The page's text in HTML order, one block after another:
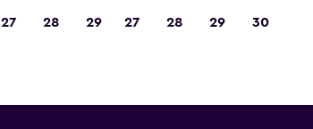
de
27 28 29 27 28 29 30